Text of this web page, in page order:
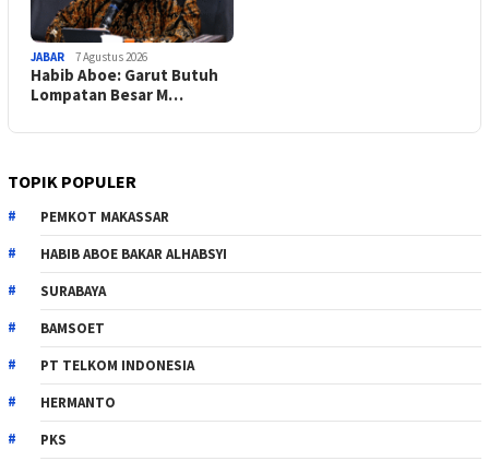
JABAR 7 Agustus 2026
Habib Aboe: Garut Butuh
Lompatan Besar M…
TOPIK POPULER
PEMKOT MAKASSAR
HABIB ABOE BAKAR ALHABSYI
SURABAYA
BAMSOET
PT TELKOM INDONESIA
HERMANTO
PKS